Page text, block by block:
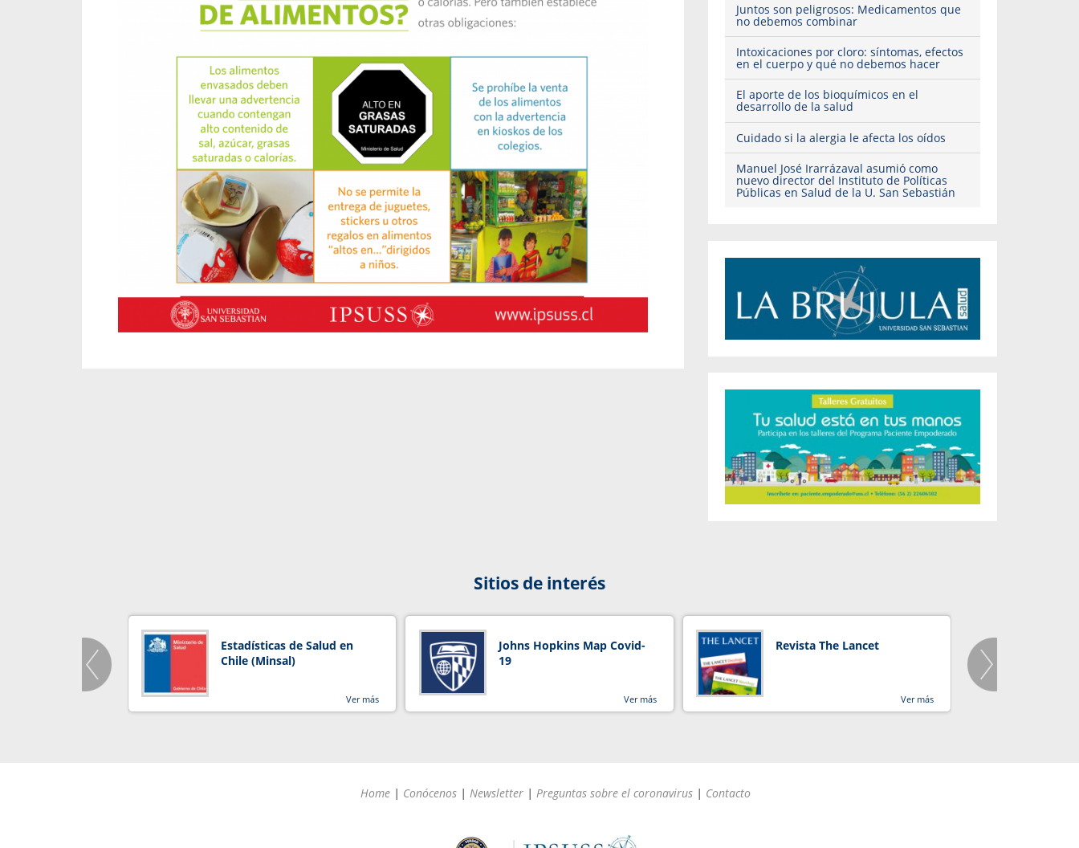
Juntos son peligrosos: Medicamentos que
no debemos combinar
Intoxicaciones por cloro: síntomas, efectos
en el cuerpo y qué no debemos hacer
El aporte de los bioquímicos en el
desarrollo de la salud
Cuidado si la alergia le afecta los oídos
Manuel José Irarrázaval asumió como
nuevo director del Instituto de Políticas
Públicas en Salud de la U. San Sebastián
Sitios de interés
Estadísticas de Salud en
Chile (Minsal)
Ver más
Johns Hopkins Map Covid-
19
Ver más
Revista The Lancet
Ver más
Home | Conócenos | Newsletter | Preguntas sobre el coronavirus | Contacto